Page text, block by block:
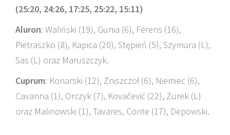
(25:20, 24:26, 17:25, 25:22, 15:11)
Aluron: Waliński (19), Gunia (6), Ferens (16),
Pietraszko (8), Kapica (20), Stępień (5), Szymura (L),
Sas (L) oraz Maruszczyk.
Cuprum: Konarski (12), Zniszczoł (6), Niemiec (6),
Cavanna (1), Orczyk (7), Kovačević (22), Żurek (L)
oraz Malinowski (1), Tavares, Conte (17), Depowski.